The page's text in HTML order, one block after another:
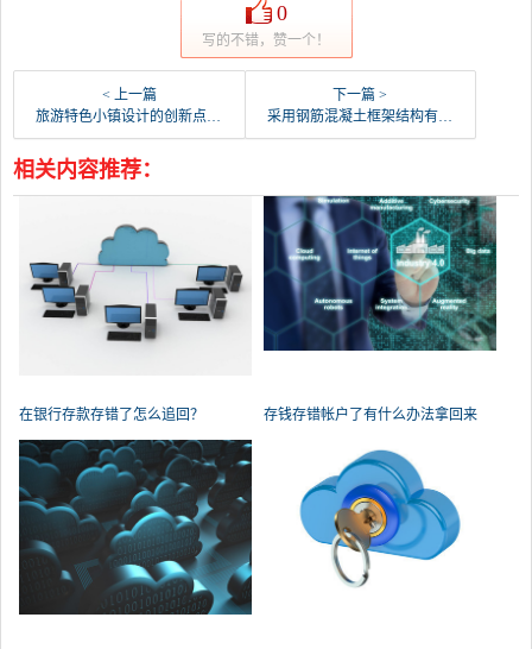
0
写的不错，赞一个！
< 上一篇
旅游特色小镇设计的创新点有哪些？哪家设计院做的不错？
下一篇 >
采用钢筋混凝土框架结构有什么优势？
相关内容推荐：
在银行存款存错了怎么追回？
存钱存错帐户了有什么办法拿回来